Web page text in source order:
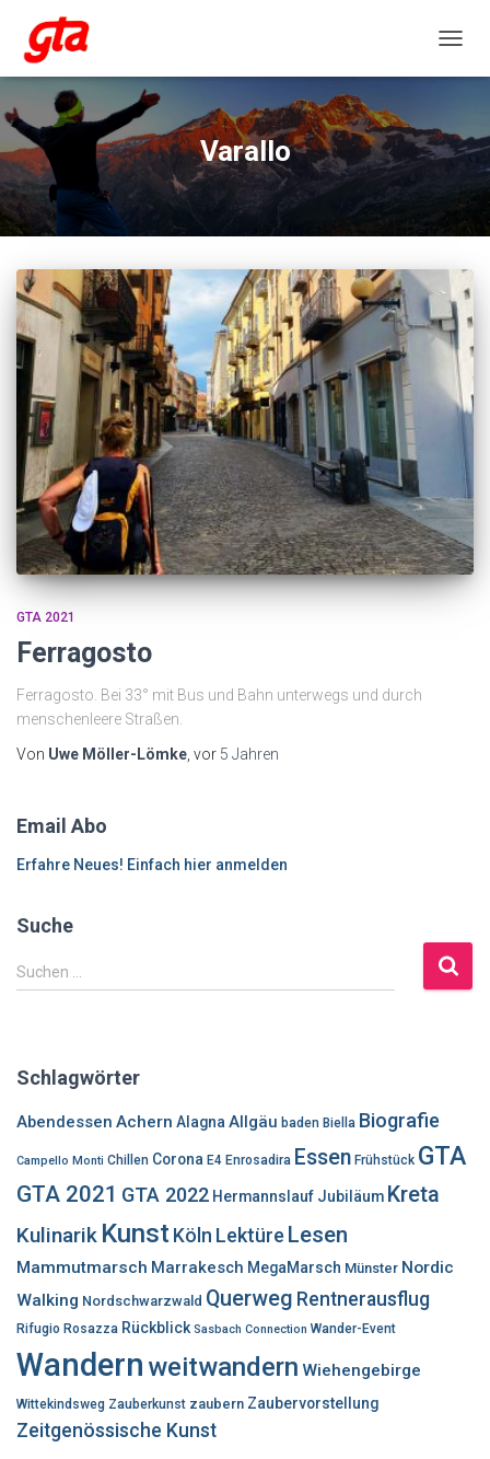
Varallo
GTA 2021
Ferragosto
Ferragosto. Bei 33° mit Bus und Bahn unterwegs und durch
menschenleere Straßen.
Von Uwe Möller-Lömke , vor 5 Jahren
Email Abo
Erfahre Neues! Einfach hier anmelden
Suche
S
u
n
a
c
:
Suchen …
Schlagwörter
Abendessen Achern Alagna Allgäu baden Biella Biografie
Campello Monti Chillen Corona E4 Enrosadira Essen Frühstück GTA
GTA 2021 GTA 2022 Hermannslauf Jubiläum Kreta
Kulinarik Kunst Köln LektüreLesen
Mammutmarsch Marrakesch MegaMarsch Münster Nordic
Walking Nordschwarzwald Querweg Rentnerausflug
Rifugio Rosazza Rückblick Sasbach Connection Wander-Event
Wandern weitwandern Wiehengebirge
Wittekindsweg Zauberkunst zaubern Zaubervorstellung
Zeitgenössische Kunst